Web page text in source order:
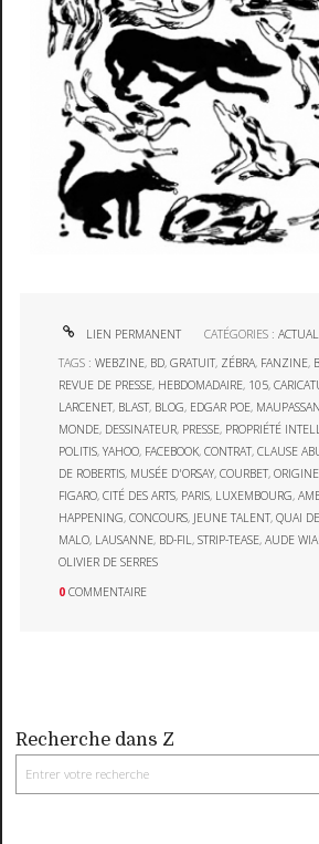
LIEN PERMANENT CATÉGORIES :
TAGS :WEBZINE, BD,GRATUIT, ZÉBRA, FANZINE,
REVUE DE PRESSE, HEBDOMADAIRE, 105,
LARCENET, BLAST, BLOG, EDGAR POE,
MONDE, DESSINATEUR, PRESSE, PROPRIÉTÉ
POLITIS,YAHOO, FACEBOOK,CONTRAT,CLAUSE
DE ROBERTIS, MUSÉE D'ORSAY,COURBET,
FIGARO,CITÉ DES ARTS, PARIS, LUXEMBOURG,
HAPPENING,CONCOURS, JEUNE TALENT,QUAI
MALO, LAUSANNE, BD-FIL,STRIP-TEASE,AUDE
OLIVIER DE SERRES
0 COMMENTAIRE
Recherche dans Z